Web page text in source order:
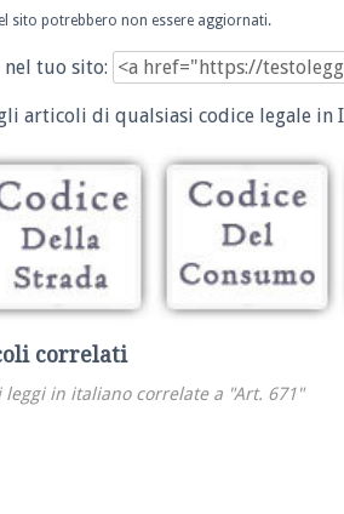
sito potrebbero non essere aggiornati.
tuo sito:
articoli di qualsiasi codice legale in
correlati
in italiano correlate a "Art. 671"